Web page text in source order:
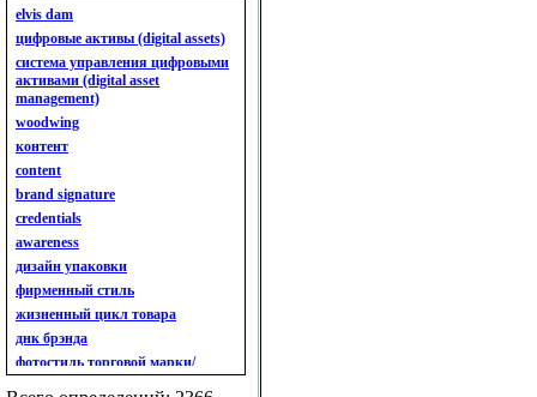
анализ имиджа
анализ кластерный
анализ конкурентов
анализ кросс-культурных
особенностей
анализ мак кинси «7s»
анализ макросистемы
анализ маркетинговый
анализ рынка
анализ ситуационный
анализ экспертный
индивидуальный
анкета
ассортимент
ассортимент товарный.
планирование товарного
ассортимента
ассортимент. глубина
elvis dam
цифровые активы (digital assets)
система управления цифровыми
активами (digital asset
management)
woodwing
контент
content
brand signature
credentials
awareness
дизайн упаковки
фирменный стиль
жизненный цикл товара
днк брэнда
фотостиль торговой марки/
линейки продукции